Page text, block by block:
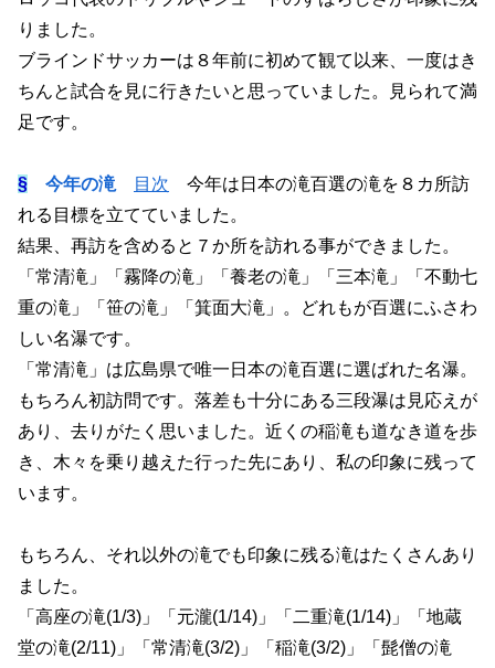
りました。
ブラインドサッカーは８年前に初めて観て以来、一度はき
ちんと試合を見に行きたいと思っていました。見られて満
足です。
§ 今年の滝 目次 今年は日本の滝百選の滝を８カ所訪
れる目標を立てていました。
結果、再訪を含めると７か所を訪れる事ができました。
「常清滝」「霧降の滝」「養老の滝」「三本滝」「不動七
重の滝」「笹の滝」「箕面大滝」。どれもが百選にふさわ
しい名瀑です。
「常清滝」は広島県で唯一日本の滝百選に選ばれた名瀑。
もちろん初訪問です。落差も十分にある三段瀑は見応えが
あり、去りがたく思いました。近くの稲滝も道なき道を歩
き、木々を乗り越えた行った先にあり、私の印象に残って
います。
もちろん、それ以外の滝でも印象に残る滝はたくさんあり
ました。
「高座の滝(1/3)」「元瀧(1/14)」「二重滝(1/14)」「地蔵
堂の滝(2/11)」「常清滝(3/2)」「稲滝(3/2)」「髭僧の滝